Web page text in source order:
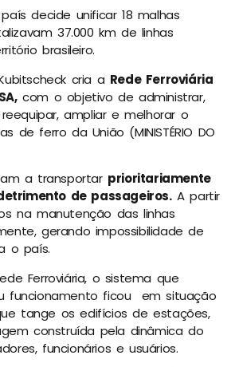
decide unificar 18 malhas
37.000 km de linhas
brasileiro.
cria a Rede Ferroviária
com o objetivo de administrar,
ampliar e melhorar o
de ferro da União (MINISTÉRIO DO
a transportar prioritariamente
de passageiros.A partir
na manutenção das linhas
gerando impossibilidade de
o país.
Ferroviária, o sistema que
funcionamento ficou em situação
tange os edifícios de estações,
construída pela dinâmica do
funcionários e usuários.